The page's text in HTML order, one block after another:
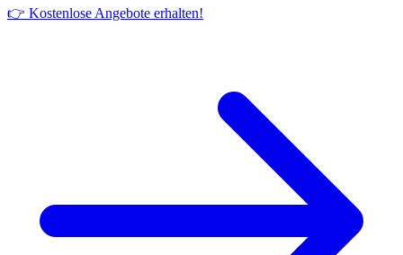
👉 Kostenlose Angebote erhalten!